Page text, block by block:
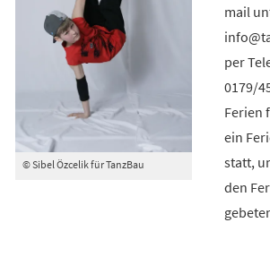
© Sibel Özcelik für TanzBau
mail
per
0179/
Ferien
ein
statt,
den